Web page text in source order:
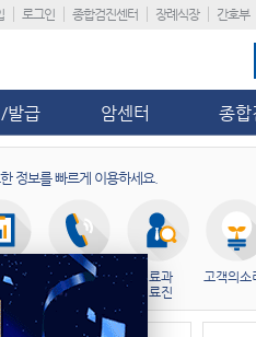
로그인 종합검진센터 장례식장 간호부
발급 암센터 종합
정보를 빠르게 이용하세요.
정 진료예약
진료과
의료진
고객의소